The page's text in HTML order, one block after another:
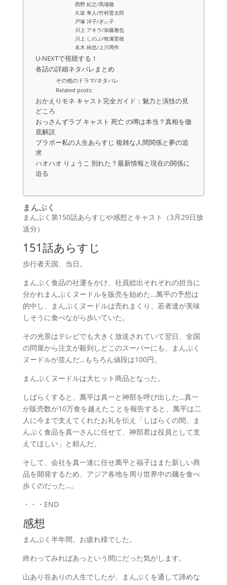
西野 紀之/馬場徹
久坂 隼人/竹村晋太郎
戸塚 洋子/ぎぃ子
川上 アキラ/加藤雅也
川上 しのぶ/牧瀬里穂
名木 純也/上川周作
U-NEXTで視聴する！
各話の詳細ネタバレまとめ
その他のドラマ/ネタバレ
Related posts:
おかえりモネ キャスト完全ガイド：魅力と演技の見
どころ
おっさんずラブ キャスト 死亡 の噂は本当？真相を徹
底解説
ブラボー私の人生あらすじ 複雑な人間関係と夢の追
求
ハオハオ りょうこ 別れた？最新情報と現在の関係に
迫る
まんぷく
まんぷく第150話あらすじや感想とキャスト（3月29日放
送分）
151話あらすじ
歩行者天国、当日。
まんぷく食品の社運をかけ、社員総出それぞれの担当に
分かれまんぷくヌードルを販売を始めた…萬平の予想は
的中し、まんぷくヌードルは売れまくり、若者達が美味
しそうに食べながら歩いていた。
その光景はテレビでも大きく放送されていて翌日、全国
の問屋から注文が殺到しどこのスーパーにも、まんぷく
ヌードルが並んだ…もちろん値段は100円。
まんぷくヌードルは大ヒット商品となった。
しばらくすると、萬平は真一と神部を呼び出した…真一
が販売数が10万食を越えたことを報告すると、萬平は二
人に今まで支えてくれたお礼を伝え「しばらくの間、ま
んぷく食品を真一さんに任せて、神部君は役員として支
えてほしい」と頼んだ。
そして、会社を真一達に任せ萬平と福子はまた新しい商
品を開発するため、アジア各地を周り世界中の麺を食べ
歩くのだった…。
・・・END
感想
まんぷく半年間、お疲れ様でした。
終わってみればあっという間にだった気がします。
山あり谷ありの人生でしたが、まんぷくを通して諦めな